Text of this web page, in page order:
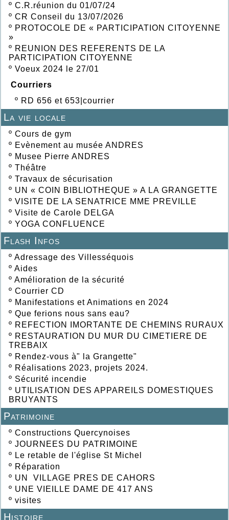
º C.R.réunion du 01/07/24
º CR Conseil du 13/07/2026
º PROTOCOLE DE « PARTICIPATION CITOYENNE
»
º REUNION DES REFERENTS DE LA
PARTICIPATION CITOYENNE
º Voeux 2024 le 27/01
Courriers
º RD 656 et 653|courrier
La vie locale
º Cours de gym
º Evènement au musée ANDRES
º Musee Pierre ANDRES
º Théâtre
º Travaux de sécurisation
º UN « COIN BIBLIOTHEQUE » A LA GRANGETTE
º VISITE DE LA SENATRICE MME PREVILLE
º Visite de Carole DELGA
º YOGA CONFLUENCE
Flash Infos
º Adressage des Villesséquois
º Aides
º Amélioration de la sécurité
º Courrier CD
º Manifestations et Animations en 2024
º Que ferions nous sans eau?
º REFECTION IMORTANTE DE CHEMINS RURAUX
º RESTAURATION DU MUR DU CIMETIERE DE
TREBAIX
º Rendez-vous à" la Grangette"
º Réalisations 2023, projets 2024.
º Sécurité incendie
º UTILISATION DES APPAREILS DOMESTIQUES
BRUYANTS
Patrimoine
º Constructions Quercynoises
º JOURNEES DU PATRIMOINE
º Le retable de l'église St Michel
º Réparation
º UN VILLAGE PRES DE CAHORS
º UNE VIEILLE DAME DE 417 ANS
º visites
Histoire